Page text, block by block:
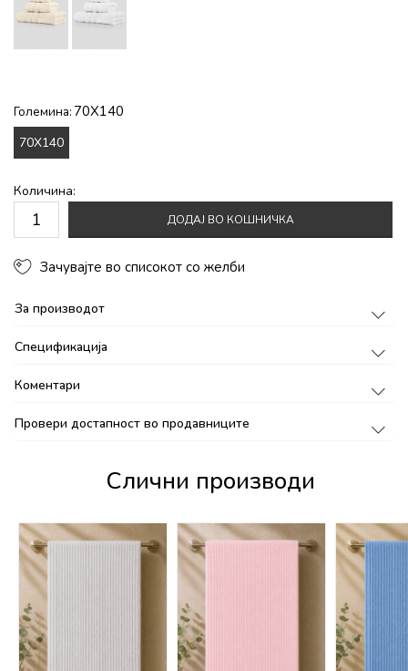
Големина: 70X140
70X140
Количина:
ДОДАЈ ВО КОШНИЧКА
Зачувајте во списокот со желби
За производот
Спецификација
Коментари
Провери достапност во продавниците
Слични производи